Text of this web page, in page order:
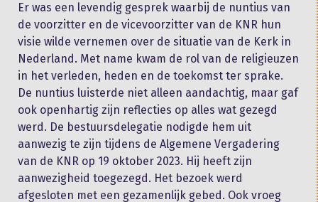
Er was een levendig gesprek waarbij de nuntius van
de voorzitter en de vicevoorzitter van de KNR hun
visie wilde vernemen over de situatie van de Kerk in
Nederland. Met name kwam de rol van de religieuzen
in het verleden, heden en de toekomst ter sprake.
De nuntius luisterde niet alleen aandachtig, maar gaf
ook openhartig zijn reflecties op alles wat gezegd
werd. De bestuursdelegatie nodigde hem uit
aanwezig te zijn tijdens de Algemene Vergadering
van de KNR op 19 oktober 2023. Hij heeft zijn
aanwezigheid toegezegd. Het bezoek werd
afgesloten met een gezamenlijk gebed. Ook vroeg